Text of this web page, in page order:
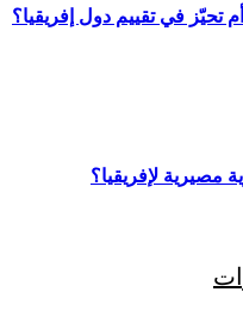
تحيّز في تقييم دول إفريقيا؟
مصيرية لإفريقيا؟